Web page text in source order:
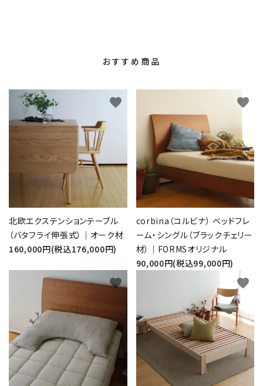
おすすめ商品
北欧エクステンションテーブル
（バタフライ伸張式）｜オーク材
160,000円(税込176,000円)
favorite
corbina（コルビナ） ベッドフレ
ーム・シングル（ブラックチェリー
材）｜FORMSオリジナル
90,000円(税込99,000円)
favorite
favorite favorite